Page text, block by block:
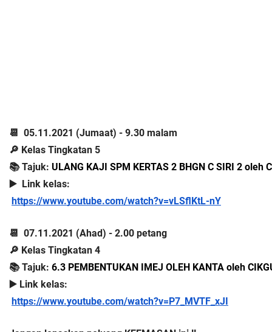
📆  05.11.2021 (Jumaat) - 9.30 malam
🔎 Kelas Tingkatan 5
📚 Tajuk: ULANG KAJI SPM KERTAS 2 BHGN C SIRI 2 oleh
▶️  Link kelas:
https://www.youtube.com/watch?v=vLSflKtL-nY
📆  07.11.2021 (Ahad) - 2.00 petang
🔎 Kelas Tingkatan 4
📚 Tajuk: 6.3 PEMBENTUKAN IMEJ OLEH KANTA oleh
▶️ Link kelas:
https://www.youtube.com/watch?v=P7_MVTF_xJI